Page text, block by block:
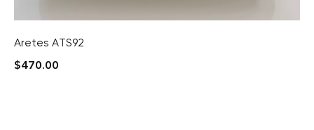
Aretes ATS92
$470.00